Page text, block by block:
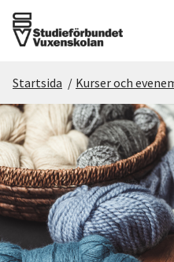
Det här gör vi
För dig som
Sök kurser och
Om SV
Startsida / Kurser och